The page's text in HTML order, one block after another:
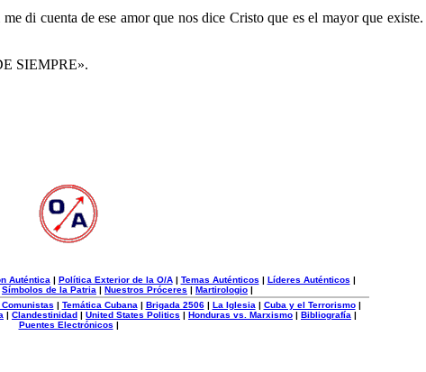
di cuenta de ese amor que nos dice Cristo que es el mayor que
SIEMPRE».
Auténtica | Política Exterior de la O/A| Temas Auténticos | Líderes Auténticos |
Símbolos de la Patria | Nuestros Próceres | Martirologio |
| Temática Cubana | Brigada 2506| La Iglesia | Cuba y el Terrorismo|
| Clandestinidad | United States Politics | Honduras vs. Marxismo | Bibliografía |
Puentes Electrónicos |